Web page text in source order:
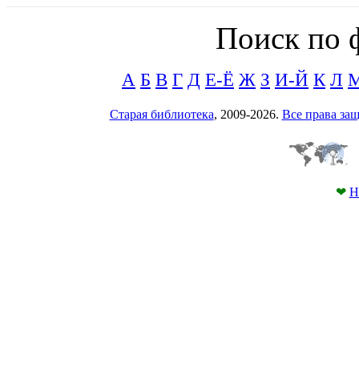
Поиск по
А Б В Г Д Е-Ё Ж З И-Й К Л
Старая библиотека, 2009-2026. Все права
❤